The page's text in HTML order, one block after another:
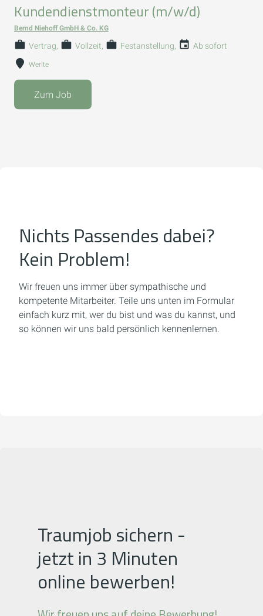
Kundendienstmonteur (m/w/d)
Bernd Niehoff GmbH & Co. KG
Vertrag Vollzeit Festanstellung Ab sofort
Werlte
Zum Job
Nichts Passendes dabei?
Kein Problem!
Wir freuen uns immer über sympathische und
kompetente Mitarbeiter. Teile uns unten im Formular
einfach kurz mit, wer du bist und was du kannst, und
so können wir uns bald persönlich kennenlernen.
Traumjob sichern -
jetzt in 3 Minuten
online bewerben!